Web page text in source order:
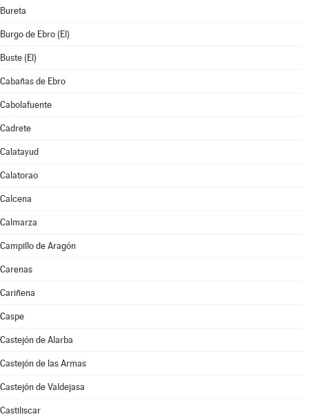
Bureta
Burgo de Ebro (El)
Buste (El)
Cabañas de Ebro
Cabolafuente
Cadrete
Calatayud
Calatorao
Calcena
Calmarza
Campillo de Aragón
Carenas
Cariñena
Caspe
Castejón de Alarba
Castejón de las Armas
Castejón de Valdejasa
Castiliscar